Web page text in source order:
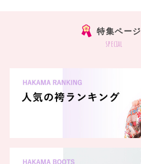
特集ページ
special